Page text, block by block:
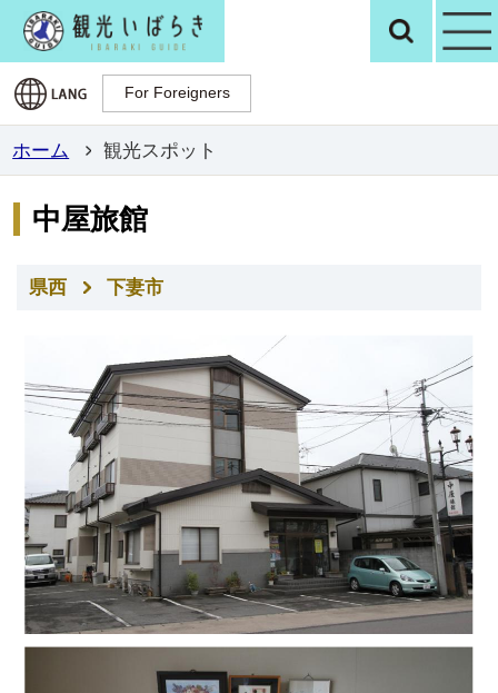
観光いばらき検
For Foreigners
For Foreigners
ホーム 観光スポット
中屋旅館
県西 下妻市